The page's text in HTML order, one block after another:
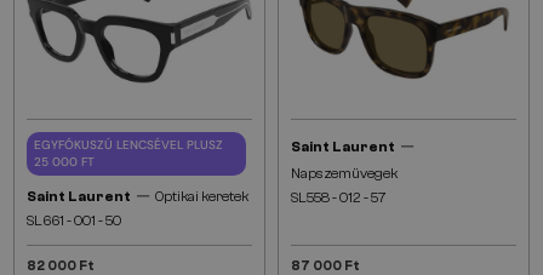
EGYFÓKUSZÚ LENCSÉVEL PLUSZ
25 000 FT
Saint Laurent — Optikai keretek
SL661 - 001 - 50
82 000 Ft
Saint Laurent —
Napszemüvegek
SL558 - 012 - 57
87 000 Ft